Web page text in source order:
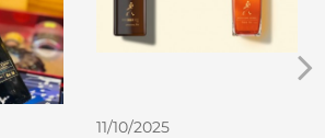
11/10/2025